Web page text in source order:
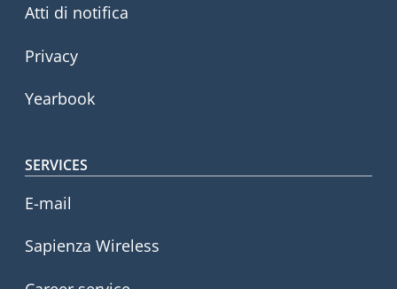
Atti di notifica
Privacy
Yearbook
SERVICES
E-mail
Sapienza Wireless